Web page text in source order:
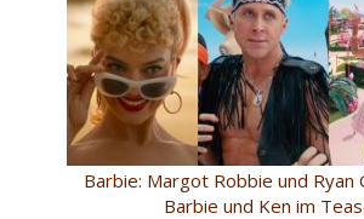
Barbie: Margot Robbie und Ryan
Barbie und Ken im